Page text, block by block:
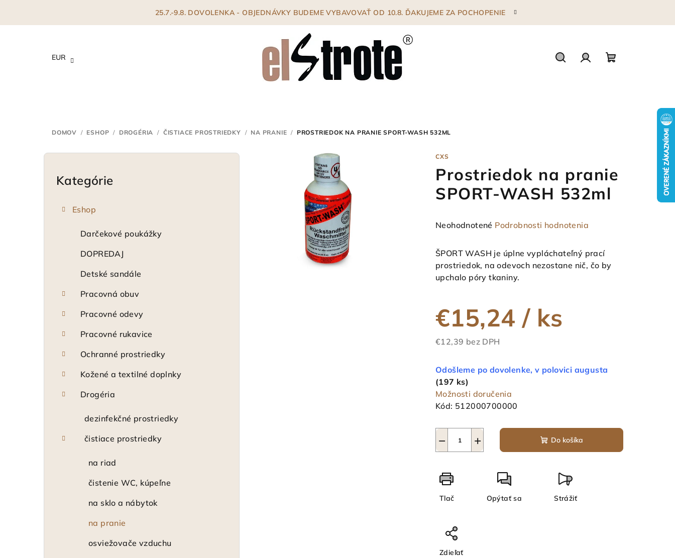
25.7.-9.8. DOVOLENKA - OBJEDNÁVKY BUDEME VYBAVOVAŤ OD 10.8. ĎAKUJEME ZA POCHOPENIE
EUR
DOMOV / ESHOP / DROGÉRIA / ČISTIACE PROSTRIEDKY / NA PRANIE / PROSTRIEDOK NA PRANIE SPORT-WASH 532ML
B
Preskočiť
kategórie
Kategórie
Eshop
Darčekové poukážky
DOPREDAJ
Detské sandále
Pracovná obuv
Pracovné odevy
Pracovné rukavice
Ochranné prostriedky
Kožené a textilné doplnky
Drogéria
dezinfekčné prostriedky
čistiace prostriedky
na riad
čistenie WC, kúpeľne
na sklo a nábytok
na pranie
osviežovače vzduchu
CXS
Prostriedok na pranie
SPORT-WASH 532ml
Priemerné
produktu
0,0
hviezdičiek.
Neohodnotené Podrobnosti hodnotenia
ŠPORT WASH je úplne vypláchateľný prací
prostriedok, na odevoch nezostane nič, čo by
upchalo póry tkaniny.
€15,24/ ks
€12,39 bez DPH
cena:
Odošleme po dovolenke, v polovici augusta
(197 ks)
Možnosti doručenia
Kód: 512000700000
+
− Do košíka
Tlač Opýtať sa Strážiť
Zdieľať